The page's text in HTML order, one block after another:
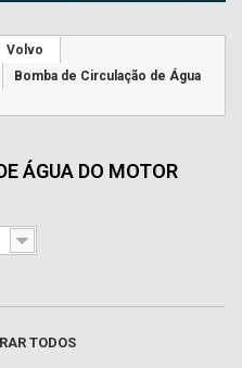
Volvo
Bomba de Circulação de Água
ÁGUA DO MOTOR
TODOS